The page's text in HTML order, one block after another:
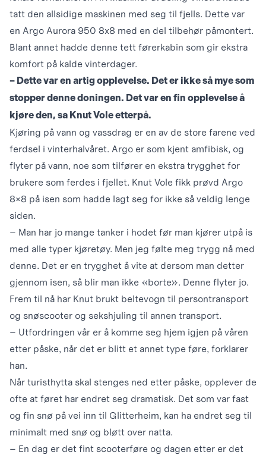
tatt den allsidige maskinen med seg til fjells. Dette var
en Argo Aurora 950 8x8 med en del tilbehør påmontert.
Blant annet hadde denne tett førerkabin som gir ekstra
komfort på kalde vinterdager.
– Dette var en artig opplevelse. Det er ikke så mye som
stopper denne doningen. Det var en fin opplevelse å
kjøre den, sa Knut Vole etterpå.
Kjøring på vann og vassdrag er en av de store farene ved
ferdsel i vinterhalvåret. Argo er som kjent amfibisk, og
flyter på vann, noe som tilfører en ekstra trygghet for
brukere som ferdes i fjellet. Knut Vole fikk prøvd Argo
8×8 på isen som hadde lagt seg for ikke så veldig lenge
siden.
– Man har jo mange tanker i hodet før man kjører utpå is
med alle typer kjøretøy. Men jeg følte meg trygg nå med
denne. Det er en trygghet å vite at dersom man detter
gjennom isen, så blir man ikke «borte». Denne flyter jo.
Frem til nå har Knut brukt beltevogn til persontransport
og snøscooter og sekshjuling til annen transport.
– Utfordringen vår er å komme seg hjem igjen på våren
etter påske, når det er blitt et annet type føre, forklarer
han.
Når turisthytta skal stenges ned etter påske, opplever de
ofte at føret har endret seg dramatisk. Det som var fast
og fin snø på vei inn til Glitterheim, kan ha endret seg til
minimalt med snø og bløtt over natta.
– En dag er det fint scooterføre og dagen etter er det